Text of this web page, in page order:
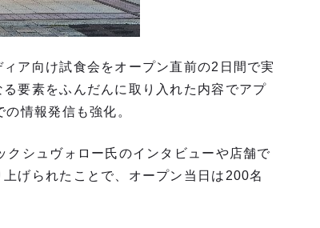
ア向け試食会をオープン直前の2日間で実
要素をふんだんに取り入れた内容でアプ
情報発信も強化。
シュヴォロー氏のインタビューや店舗で
げられたことで、オープン当日は200名